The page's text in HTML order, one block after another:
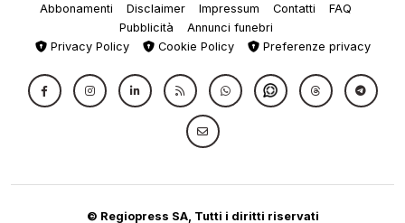
Abbonamenti Disclaimer Impressum Contatti
FAQ
Pubblicità
Annunci funebri
Privacy Policy
Cookie Policy Preferenze privacy
© Regiopress SA, Tutti i diritti riservati